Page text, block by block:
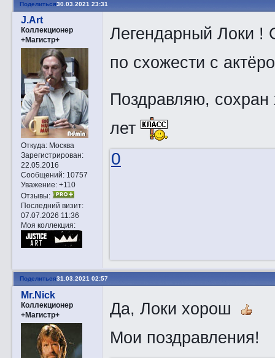
Поделиться30.03.2021 23:31
J.Art
Коллекционер
+Магистр+
Откуда:Москва
Зарегистрирован:
22.05.2016
Сообщений:10757
Уважение: +110
Отзывы:
Последний визит:
07.07.2026 11:36
Моя коллекция:
Легендарный Локи !
по схожести с
Поздравляю,
лет
0
Поделиться31.03.2021 02:57
Mr.Nick
Коллекционер
+Магистр+
Да, Локи хорош
Мои поздравления!